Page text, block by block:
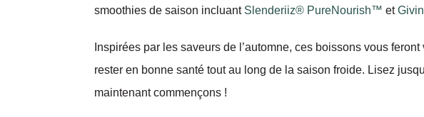
smoothies de saison incluant Slenderiiz® PureNourish™ et
Inspirées par les saveurs de l’automne, ces boissons vous
rester en bonne santé tout au long de la saison froide. Lisez
maintenant commençons !